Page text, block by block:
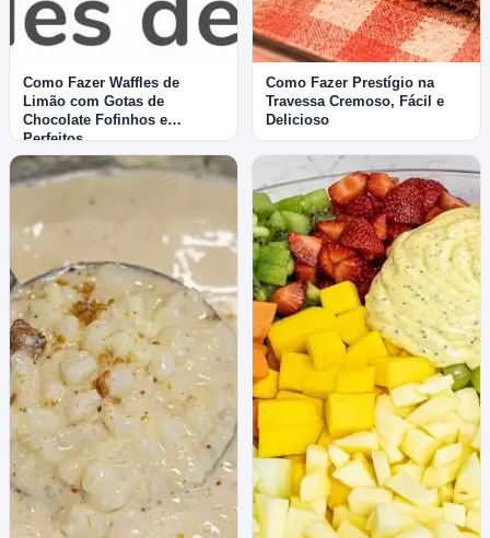
Como Fazer Waffles de
Limão com Gotas de
Chocolate Fofinhos e
Perfeitos
Como Fazer Prestígio na
Travessa Cremoso, Fácil e
Delicioso